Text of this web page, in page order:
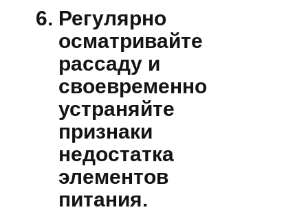
Регулярно
осматривайте
рассаду и
своевременно
устраняйте
признаки
недостатка
элементов
питания.